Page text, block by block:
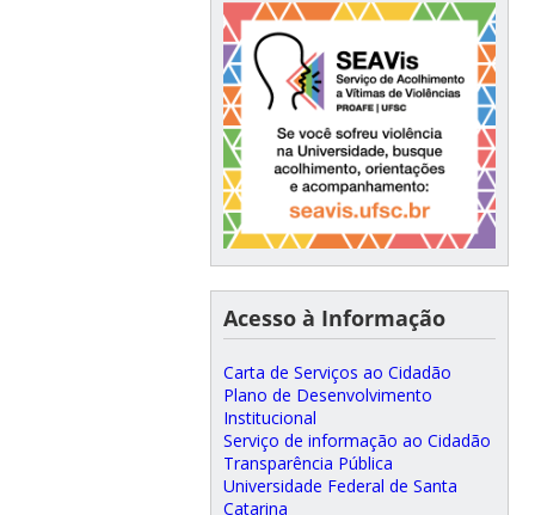
Acesso à Informação
Carta de Serviços ao Cidadão
Plano de Desenvolvimento
Institucional
Serviço de informação ao Cidadão
Transparência Pública
Universidade Federal de Santa
Catarina